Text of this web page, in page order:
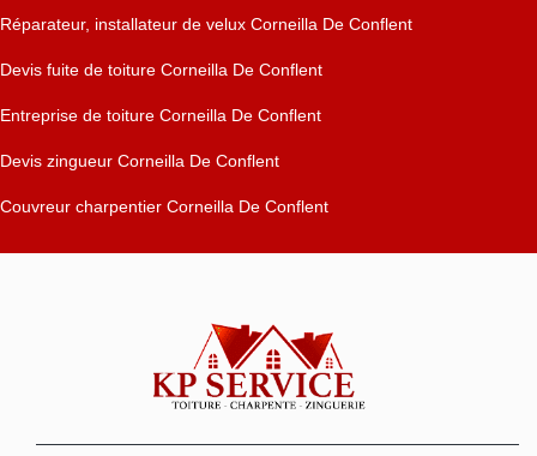
Réparateur, installateur de velux Corneilla De Conflent
Devis fuite de toiture Corneilla De Conflent
Entreprise de toiture Corneilla De Conflent
Devis zingueur Corneilla De Conflent
Couvreur charpentier Corneilla De Conflent